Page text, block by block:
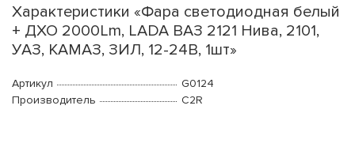
Характеристики «Фара светодиодная белый
+ ДХО 2000Lm, LADA ВАЗ 2121 Нива, 2101,
УАЗ, КАМАЗ, ЗИЛ, 12-24В, 1шт»
Артикул
G0124
Производитель
C2R